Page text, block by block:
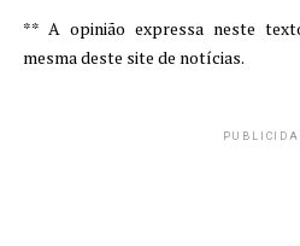
** A opinião expressa neste
mesma deste site de notícias.